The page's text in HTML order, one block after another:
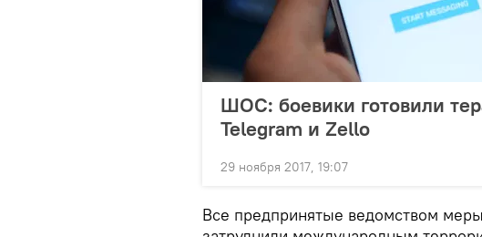
ШОС: боевики готовили
Telegram и Zello
29 ноября 2017, 19:07
Все предпринятые ведомством